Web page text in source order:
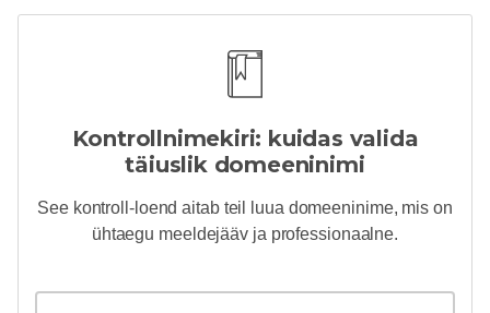
Kontrollnimekiri: kuidas valida
täiuslik domeeninimi
See kontroll-loend aitab teil luua domeeninime, mis on
ühtaegu meeldejääv ja professionaalne.